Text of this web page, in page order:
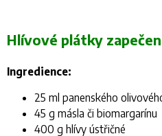
Hlívové plátky
Ingredience:
25 ml panenského
45 g másla či biomargarínu
400 g hlívy ústřičné